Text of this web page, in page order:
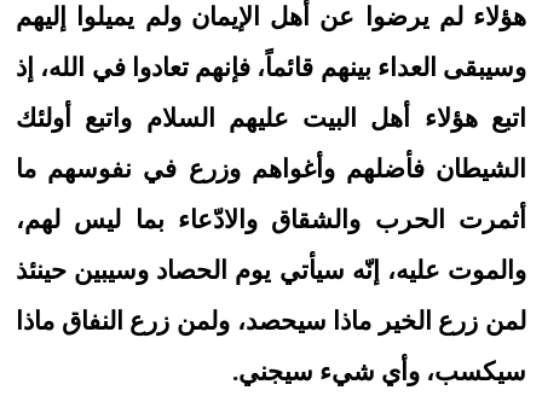
هؤلاء لم يرضوا عن أهل الإيمان ولم يميلوا إليهم
وسيبقى العداء بينهم قائماً، فإنهم تعادوا في الله، إذ
اتبع هؤلاء أهل البيت عليهم السلام واتبع أولئك
الشيطان فأضلهم وأغواهم وزرع في نفوسهم ما
أثمرت الحرب والشقاق والادّعاء بما ليس لهم،
والموت عليه، إنّه سيأتي يوم الحصاد وسيبين حينئذ
لمن زرع الخير ماذا سيحصد، ولمن زرع النفاق ماذا
سيكسب، وأي شيء سيجني.